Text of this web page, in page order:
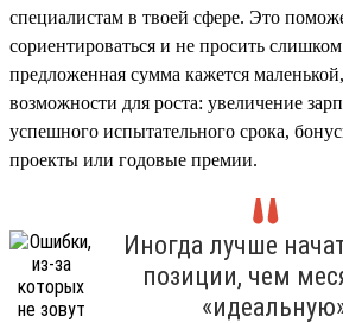
специалистам в твоей сфере. Это
сориентироваться и не просить
предложенная сумма кажется
возможности для роста: увеличение
успешного испытательного срока,
проекты или годовые премии.
Иногда лучше
позиции, чем